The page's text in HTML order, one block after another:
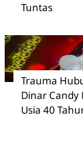
Tuntas
Trauma
Dinar Candy
Usia 40